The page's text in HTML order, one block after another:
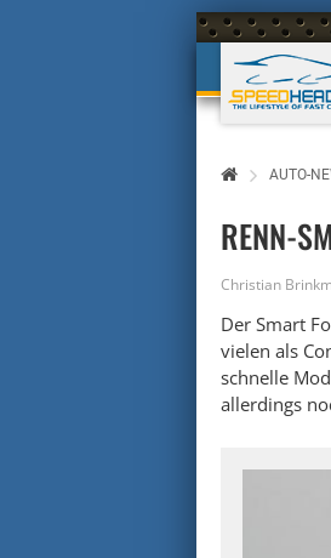
AUTO-
RENN-
Christian
Der Smart
vielen als
schnelle
allerdings